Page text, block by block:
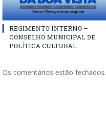
REGIMENTO INTERNO –
CONSELHO MUNICIPAL DE
POLÍTICA CULTURAL
Os comentários estão fechados.